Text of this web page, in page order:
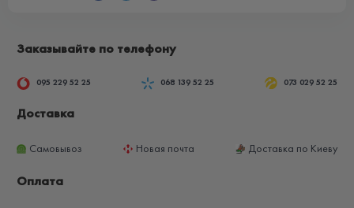
Заказывайте по телефону
095 229 52 25 068 139 52 25 073 029 52 25
Доставка
Самовывоз Новая почта Доставка по Киеву
Оплата